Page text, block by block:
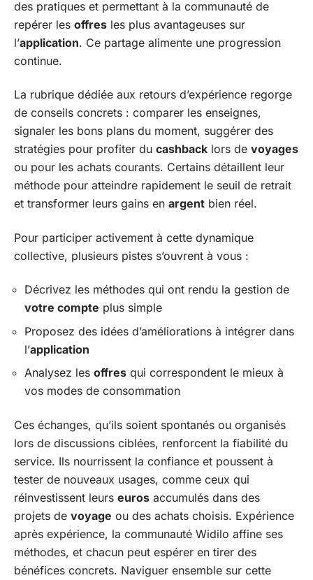
des pratiques et permettant à la communauté de
repérer les offres les plus avantageuses sur
l’application. Ce partage alimente une progression
continue.
La rubrique dédiée aux retours d’expérience regorge
de conseils concrets : comparer les enseignes,
signaler les bons plans du moment, suggérer des
stratégies pour profiter du cashback lors de voyages
ou pour les achats courants. Certains détaillent leur
méthode pour atteindre rapidement le seuil de retrait
et transformer leurs gains en argent bien réel.
Pour participer activement à cette dynamique
collective, plusieurs pistes s’ouvrent à vous :
Décrivez les méthodes qui ont rendu la gestion de
votre compte plus simple
Proposez des idées d’améliorations à intégrer dans
l’application
Analysez les offres qui correspondent le mieux à
vos modes de consommation
Ces échanges, qu’ils soient spontanés ou organisés
lors de discussions ciblées, renforcent la fiabilité du
service. Ils nourrissent la confiance et poussent à
tester de nouveaux usages, comme ceux qui
réinvestissent leurs euros accumulés dans des
projets de voyage ou des achats choisis. Expérience
après expérience, la communauté Widilo affine ses
méthodes, et chacun peut espérer en tirer des
bénéfices concrets. Naviguer ensemble sur cette